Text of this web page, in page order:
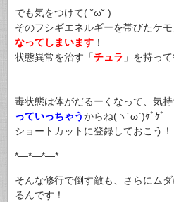
でも気をつけて( ˘ω˘ )
そのフシギエネルギーを帯びたケモ
なってしまいます ！
状態異常を治す「チュラ 」を持っ
毒状態は体がだるーくなって、気
っていっちゃうからね(ヽ´ω`)ｹﾞｹﾞ
ショートカットに登録しておこう！
*—*—*—*
そんな修行で倒す敵も、さらにム
るんです！